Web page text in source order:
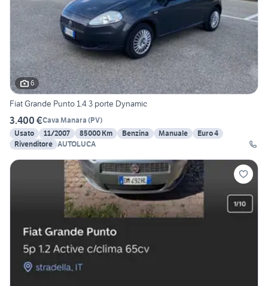
6
Fiat Grande Punto 1.4 3 porte Dynamic
3.400 €Cava Manara (PV)
Usato
11/2007 85000 Km Benzina Manuale
Euro 4
Rivenditore AUTOLUCA